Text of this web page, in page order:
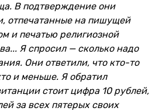
В подтверждение они
отпечатанные на пишущей
и печатью религиозной
Я спросил — сколько надо
Они ответили, что кто-то
и меньше. Я обратил
стоит цифра 10 рублей,
за всех пятерых своих